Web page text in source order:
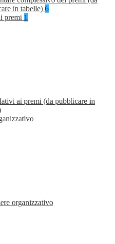
in tabelle) 6
premi 1
ai premi (da pubblicare in
organizzativo